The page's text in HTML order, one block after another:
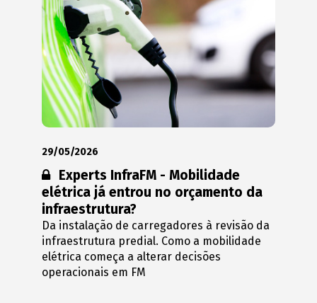
29/05/2026
Conteúdo restrito:
Experts InfraFM - Mobilidade
elétrica já entrou no orçamento da
infraestrutura?
Da instalação de carregadores à revisão da
infraestrutura predial. Como a mobilidade
elétrica começa a alterar decisões
operacionais em FM